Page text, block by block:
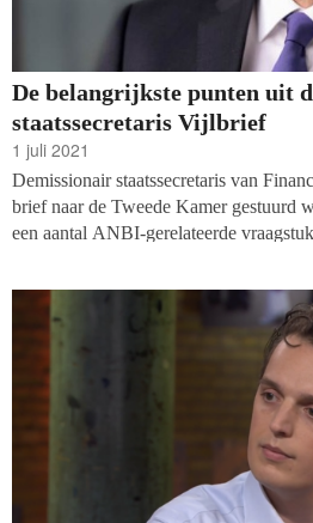
De belangrijkste punten uit
staatssecretaris Vijlbrief
1 juli 2021
Demissionair staatssecretaris van
brief naar de Tweede Kamer gestuurd
een aantal ANBI-gerelateerde
‘algemeen belang’,
status te krijgen en er nieuwe criteria
aanstaande zijn. Wij zetten de
een rijtje: